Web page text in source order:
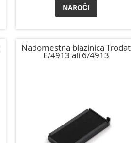
NAROČI
Nadomestna blazinica Trodat
E/4913 ali 6/4913